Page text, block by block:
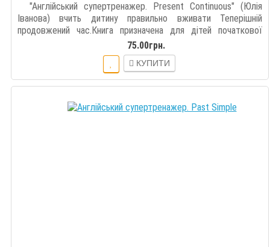
"Англійський супертренажер. Present Continuous" (Юлія
Іванова) вчить дитину правильно вживати Теперішній
продовжений час.Книга призначена для дітей початкової
школи, а її вправи побудовано..75.00грн.
КУПИТИ